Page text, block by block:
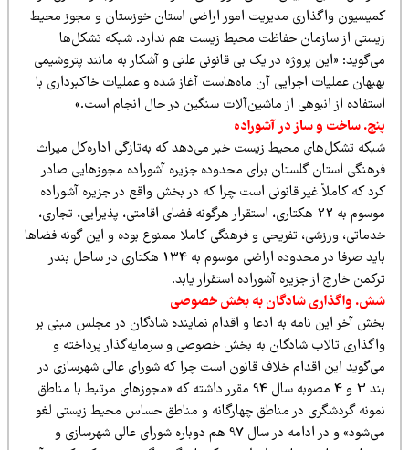
واگذاری مدیریت امور اراضی استان خوزستان و مجوز محیط
از سازمان حفاظت محیط زیست هم ندارد. شبکه تشکل‌ها
«این پروژه در یک بی قانونی علنی و آشکار به مانند پتروشیمی
عملیات اجرایی آن ماه‌هاست آغاز شده و عملیات خاکبرداری با
از انبوهی از ماشین‌آلات سنگین در حال انجام است.»
ساخت و ساز در آشوراده
تشکل‌های محیط زیست خبر می‌دهد که به‌تازگی اداره‌کل میراث
فرهنگی استان گلستان برای محدوده ‎جزیره آشوراده مجوزهایی صادر
که کاملاً غیر قانونی است چرا که در بخش واقع در جزیره آشوراده
موسوم به 22 هکتاری، استقرار هرگونه فضای اقامتی، پذیرایی، تجاری،
ورزشی، تفریحی و فرهنگی کاملا ممنوع بوده ‏و این گونه فضاها
باید صرفا در محدوده اراضی موسوم به 134 هکتاری در ساحل بندر
خارج از جزیره آشوراده استقرار یابد.
واگذاری شادگان به بخش خصوصی
آخر این نامه به ادعا و اقدام نماینده شادگان در مجلس مبنی بر
تالاب شادگان به بخش خصوصی و سرمایه‌گذار پرداخته و
این اقدام خلاف قانون است چرا که شورای عالی شهرسازی در
بند 3 و 4 مصوبه سال 94 مقرر داشته که «مجوزهای مرتبط با مناطق
گردشگری در مناطق چهارگانه و مناطق حساس محیط زیستی لغو
می‌شود» و در ادامه در سال 97 هم دوباره شورای عالی شهرسازی و